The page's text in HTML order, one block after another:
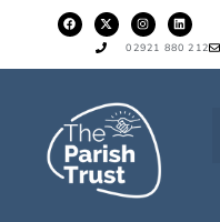
02921 880 212